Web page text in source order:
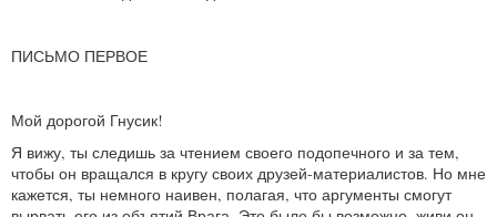
ПИСЬМО ПЕРВОЕ
Мой дорогой Гнусик!
Я вижу, ты следишь за чтением своего подопечного и за тем,
чтобы он вращался в кругу своих друзей-материалистов. Но мне
кажется, ты немного наивен, полагая, что аргументы смогут